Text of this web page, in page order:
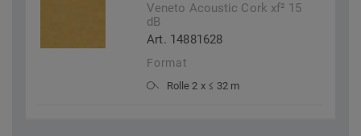
Veneto Acoustic Cork xf² 15
dB
Art. 14881628
Format
Rolle 2 x ≤ 32 m